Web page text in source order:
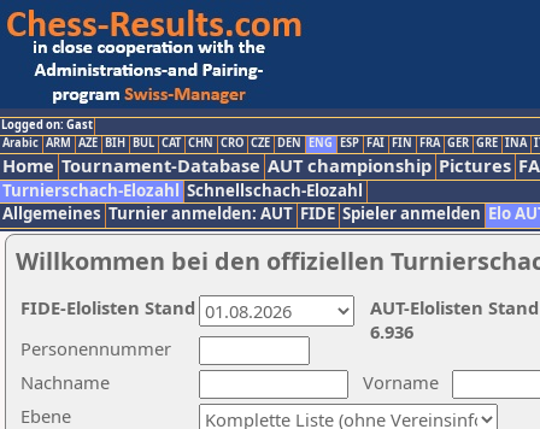
Logged on: Gast
Arabic ARM AZE BIH BUL CAT CHN CRO CZE DEN ENG ESP FAI FIN FRA GER GRE INA
Home Tournament-Database AUT championship Pictures
Turnierschach-Elozahl Schnellschach-Elozahl
Allgemeines Turnier anmelden: AUT FIDE Spieler anmelden Elo
Willkommen bei den offiziellen
Nachname
Vorname
Ebene
Personennummer
AUT-Elolisten
6.936
FIDE-Elolisten Stand